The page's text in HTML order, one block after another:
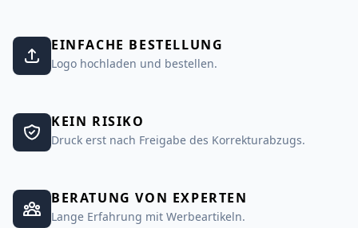
EINFACHE BESTELLUNG
Logo hochladen und bestellen.
KEIN RISIKO
Druck erst nach Freigabe des Korrekturabzugs.
BERATUNG VON EXPERTEN
Lange Erfahrung mit Werbeartikeln.